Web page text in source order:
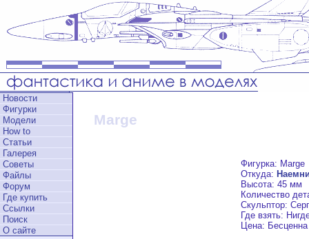
Новости
Фигурки
Модели
How to
Статьи
Галерея
Советы
Файлы
Форум
Где купить
Ссылки
Поиск
О сайте
Marge
Фигурка: Marge
Откуда:
Высота: 45 мм
Количество
Скульптор:
Где взять:
Цена: Бесценна